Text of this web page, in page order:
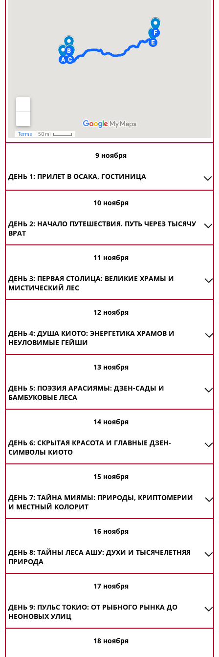
9 ноября
ДЕНЬ 1: ПРИЛЕТ В ОСАКА, ГОСТИНИЦА
10 ноября
ДЕНЬ 2: НАЧАЛО ПУТЕШЕСТВИЯ. ПУТЬ ЧЕРЕЗ ТЫСЯЧУ
ВРАТ
11 ноября
ДЕНЬ 3: ПЕРВАЯ СТОЛИЦА: ВЕЛИКИЕ ХРАМЫ И
МИСТИЧЕСКИЙ ЛЕС
12 ноября
ДЕНЬ 4: ДУША КИОТО: ЭНЕРГЕТИКА ХРАМОВ И
НЕУЛОВИМЫЕ ГЕЙШИ
13 ноября
ДЕНЬ 5: ПОЭЗИЯ АРАСИЯМЫ: ДЗЕН-САДЫ И
БАМБУКОВЫЕ ЛЕСА
14 ноября
ДЕНЬ 6: СКРЫТАЯ КРАСОТА И ГЛАВНЫЕ ДЗЕН-
СИМВОЛЫ КИОТО
15 ноября
ДЕНЬ 7: ТАЙНА МИЯМЫ: ПРИРОДЫ, КРИПТОМЕРИИ
И МЕСТНЫЙ КОЛОРИТ
16 ноября
ДЕНЬ 8: ТАЙНЫ ЛЕСА АШУ: ДУХИ И ТЫСЯЧЕЛЕТНЯЯ
ПРИРОДА
17 ноября
ДЕНЬ 9: ПУЛЬС ТОКИО: ОТ РЫБНОГО РЫНКА ДО
НЕОНОВЫХ УЛИЦ
18 ноября